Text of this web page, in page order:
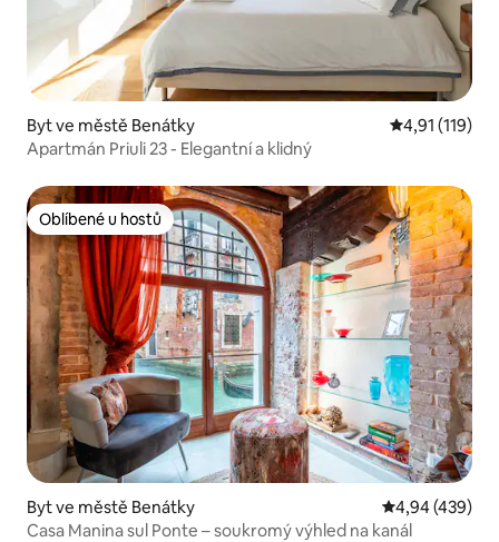
Byt ve městě Benátky Průměrné
4,91 (119)
Apartmán Priuli 23 - Elegantní a klidný
Oblíbené u hostů
Oblíbené u hostů
Byt ve městě Benátky Průměrné
4,94 (439)
Casa Manina sul Ponte – soukromý výhled na kanál